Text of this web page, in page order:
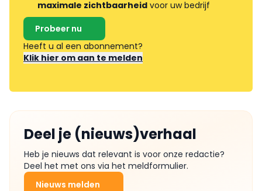
maximale zichtbaarheid voor uw bedrijf
Probeer nu
Heeft u al een abonnement?
Klik hier om aan te melden
Deel je (nieuws)verhaal
Heb je nieuws dat relevant is voor onze redactie?
Deel het met ons via het meldformulier.
Nieuws melden